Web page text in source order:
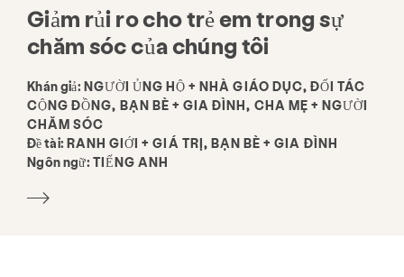
Giảm rủi ro cho trẻ em trong sự
chăm sóc của chúng tôi
Khán giả: NGƯỜI ỦNG HỘ + NHÀ GIÁO DỤC, ĐỐI TÁC
CỘNG ĐỒNG, BẠN BÈ + GIA ĐÌNH, CHA MẸ + NGƯỜI
CHĂM SÓC
Đề tài: RANH GIỚI + GIÁ TRỊ, BẠN BÈ + GIA ĐÌNH
Ngôn ngữ: TIẾNG ANH